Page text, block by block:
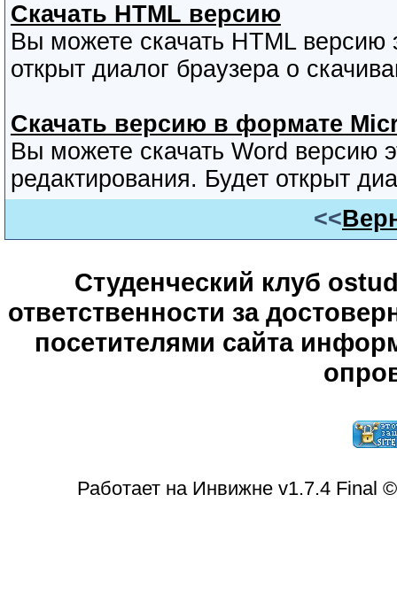
Скачать HTML версию
Вы можете скачать HTML
открыт диалог браузера о
Скачать версию в формате
Вы можете скачать Word версию
редактирования. Будет открыт
<<
Студенческий клуб
ответственности за
посетителями сайта
Работает на Инвижне v1.7.4 Final